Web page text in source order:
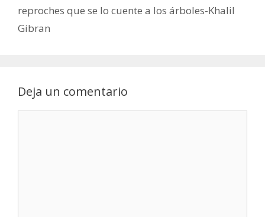
reproches que se lo cuente a los árboles-Khalil
Gibran
Deja un comentario